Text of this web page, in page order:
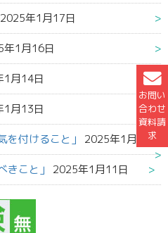
お問い
合わせ
資料請
求
2025年1月17日
年1月16日
1月14日
1月13日
付けること」 2025年1月12日
こと」 2025年1月11日